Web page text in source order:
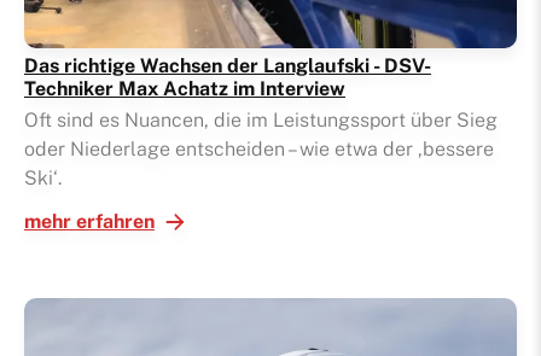
Das richtige Wachsen der Langlaufski - DSV-
Techniker Max Achatz im Interview
Oft sind es Nuancen, die im Leistungssport über Sieg
oder Niederlage entscheiden – wie etwa der ‚bessere
Ski‘.
mehr erfahren